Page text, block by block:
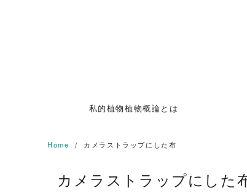
私的植物植物概論とは
Home カメラストラップにした布
カメラストラップにした